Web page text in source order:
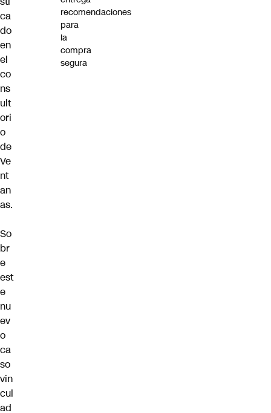
ca
do
en
el
co
ns
ult
ori
o
de
Ve
nt
an
as.
So
br
e
est
e
nu
ev
o
ca
so
vin
cul
ad
recomendaciones
para
la
compra
segura